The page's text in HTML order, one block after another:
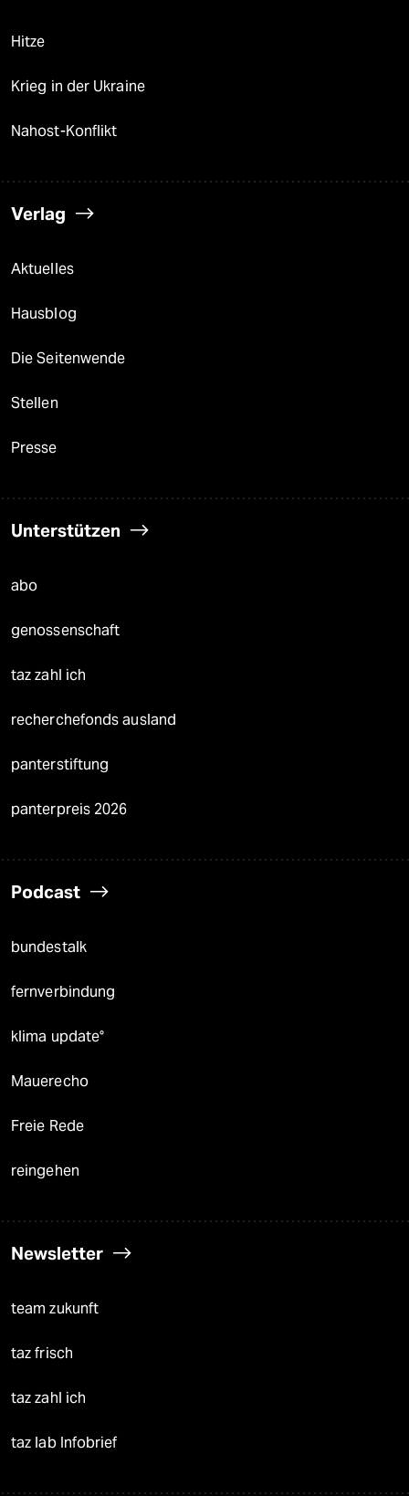
Hitze
Krieg in der Ukraine
Nahost-Konflikt
Verlag
Aktuelles
Hausblog
Die Seitenwende
Stellen
Presse
Unterstützen
abo
genossenschaft
taz zahl ich
recherchefonds ausland
panterstiftung
panterpreis 2026
Podcast
bundestalk
fernverbindung
klima update°
Mauerecho
Freie Rede
reingehen
Newsletter
team zukunft
taz frisch
taz zahl ich
taz lab Infobrief